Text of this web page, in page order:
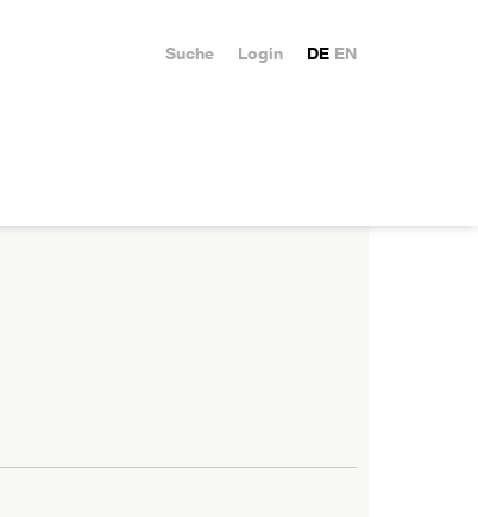
DE EN
Login
Suche